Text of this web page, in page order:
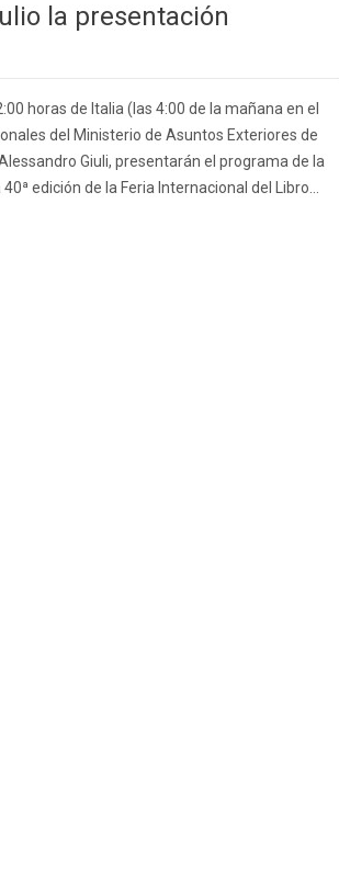
la presentación
horas de Italia (las 4:00 de la mañana en el
del Ministerio de Asuntos Exteriores de
Giuli, presentarán el programa de la
edición de la Feria Internacional del Libro...